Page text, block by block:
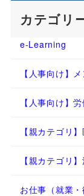
カテゴリ
e-Learning
【人事向け】
【人事向け】
【親カテゴリ
【親カテゴリ
お仕事（就業